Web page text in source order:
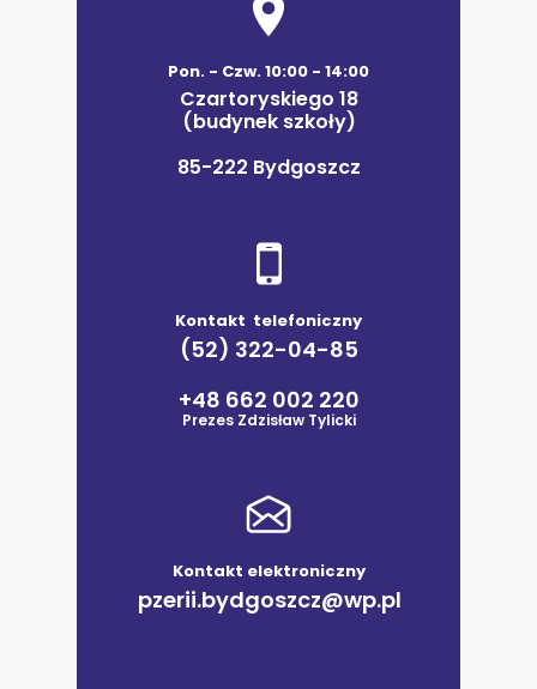
Kontakt elektroniczny
pzerii.bydgoszcz@wp.pl
Kontakt telefoniczny
(52) 322-04-85
+48 662 002 220
Prezes Zdzisław Tylicki
Pon. - Czw. 10:00 - 14:00
Czartoryskiego 18
(budynek szkoły)
85-222 Bydgoszcz